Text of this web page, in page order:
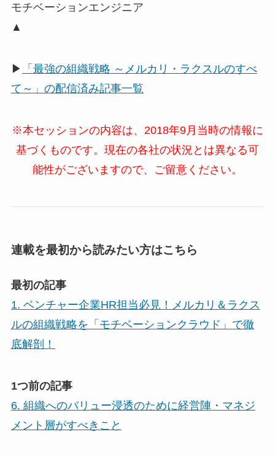
モチベーションエンジニア
▲
▶
「最強の組織戦略 ～メルカリ・ラクスルのすべ
て～」の配信済み記事一覧
※本セッションの内容は、2018年9月当時の情報に
基づくものです。現在の各社の状況とは異なる可
能性がございますので、ご留意ください。
連載を最初から読みたい方はこちら
最初の記事
1. ベンチャー企業HR担当必見！メルカリ＆ラクス
ルの組織戦略を「モチベーションクラウド」で徹
底解剖！
1つ前の記事
6. 組織へのバリュー浸透のために経営陣・マネジ
メント層がすべきこと